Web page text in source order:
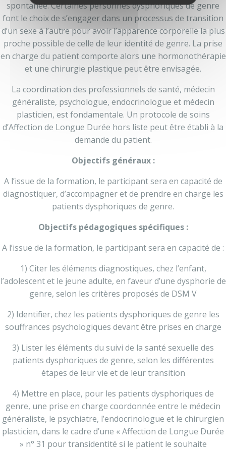
spontanée. Certaines personnes dysphoriques de genre
font le choix de s’engager dans un processus de transition
d’un sexe à l’autre pour avoir l’apparence corporelle la plus
proche possible de celle de leur identité de genre. La prise
en charge du patient comporte alors une hormonothérapie
et une chirurgie plastique peut être envisagée.
La coordination des professionnels de santé, médecin
généraliste, psychologue, endocrinologue et médecin
plasticien, est fondamentale. Un protocole de soins
d’Affection de Longue Durée hors liste peut être établi à la
demande du patient.
Objectifs généraux :
A l’issue de la formation, le participant sera en capacité de
diagnostiquer, d’accompagner et de prendre en charge les
patients dysphoriques de genre.
Objectifs pédagogiques spécifiques :
A l’issue de la formation, le participant sera en capacité de :
1) Citer les éléments diagnostiques, chez l’enfant,
l’adolescent et le jeune adulte, en faveur d’une dysphorie de
genre, selon les critères proposés de DSM V
2) Identifier, chez les patients dysphoriques de genre les
souffrances psychologiques devant être prises en charge
3) Lister les éléments du suivi de la santé sexuelle des
patients dysphoriques de genre, selon les différentes
étapes de leur vie et de leur transition
4) Mettre en place, pour les patients dysphoriques de
genre, une prise en charge coordonnée entre le médecin
généraliste, le psychiatre, l’endocrinologue et le chirurgien
plasticien, dans le cadre d’une « Affection de Longue Durée
» n° 31 pour transidentité si le patient le souhaite